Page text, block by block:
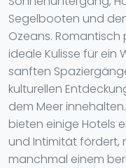
Segelbooten und
Ozeans. Romantisch
ideale Kulisse für ein
sanften
kulturellen
dem Meer
bieten einige Hotels
und Intimität fördert,
manchmal einem